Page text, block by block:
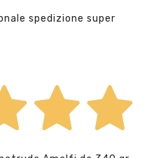
spedizione super